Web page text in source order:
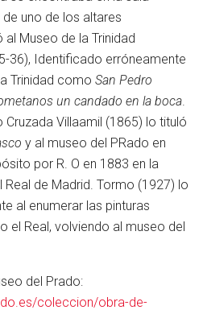
uno de los altares
Museo de la Trinidad
36), Identificado erróneamente
Trinidad como San Pedro
un candado en la boca.
Cruzada Villaamil (1865) lo tituló
y al museo del PRado en
por R. O en 1883 en la
de Madrid. Tormo (1927) lo
al enumerar las pinturas
el Real, volviendo al museo del
del Prado:
coleccion/obra-de-